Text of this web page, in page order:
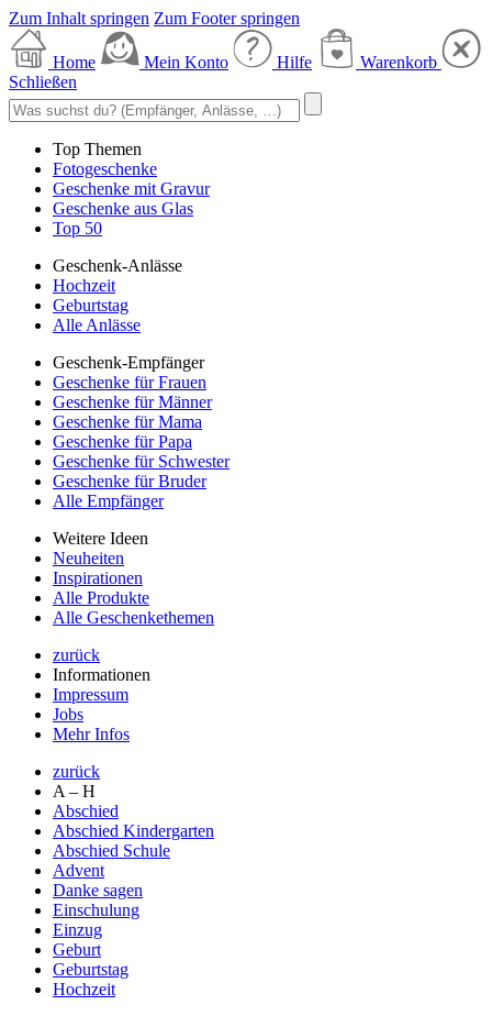
Zum Inhalt springen Zum Footer springen
Home Mein Konto Hilfe
Warenkorb
Schließen
Top Themen
Fotogeschenke
Geschenke mit Gravur
Geschenke aus Glas
Top 50
Geschenk-Anlässe
Hochzeit
Geburtstag
Alle Anlässe
Geschenk-Empfänger
Geschenke für Frauen
Geschenke für Männer
Geschenke für Mama
Geschenke für Papa
Geschenke für Schwester
Geschenke für Bruder
Alle Empfänger
Weitere Ideen
Neuheiten
Inspirationen
Alle Produkte
Alle Geschenkethemen
zurück
Informationen
Impressum
Jobs
Mehr Infos
zurück
A – H
Abschied
Abschied Kindergarten
Abschied Schule
Advent
Danke sagen
Einschulung
Einzug
Geburt
Geburtstag
Hochzeit